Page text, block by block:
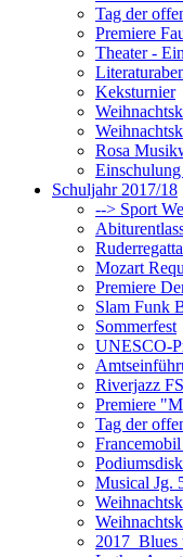
Tag der
Premiere
Theater -
Keksturnier
Rosa
Schuljahr 2017/18
--> Sport
Ruderregatta
Mozart
Premiere
Slam Funk
Sommerfest
UNESCO-
Riverjazz
Premiere
Tag der
Musical Jg.
2017_Blues